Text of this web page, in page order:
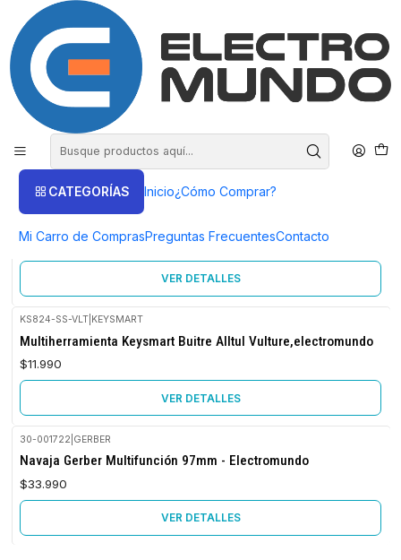
CATEGORÍAS Inicio¿Cómo Comprar?
Mi Carro de ComprasPreguntas FrecuentesContacto
COMPRA HASTA EN 3 CUOTAS SIN INTERES
Inicio Multiherramientas
Multiherramientas
FILTROS
No disponible
KS824-SS-RPT KEYSMART
$11.990
VER DETALLES
No disponible
KS824-SS-VLT| KEYSMART
Multiherramienta Keysmart Buitre Alltul Vulture,electromundo
$11.990
VER DETALLES
No disponible
30-001722 GERBER
Navaja Gerber Multifunción 97mm - Electromundo
$33.990
VER DETALLES